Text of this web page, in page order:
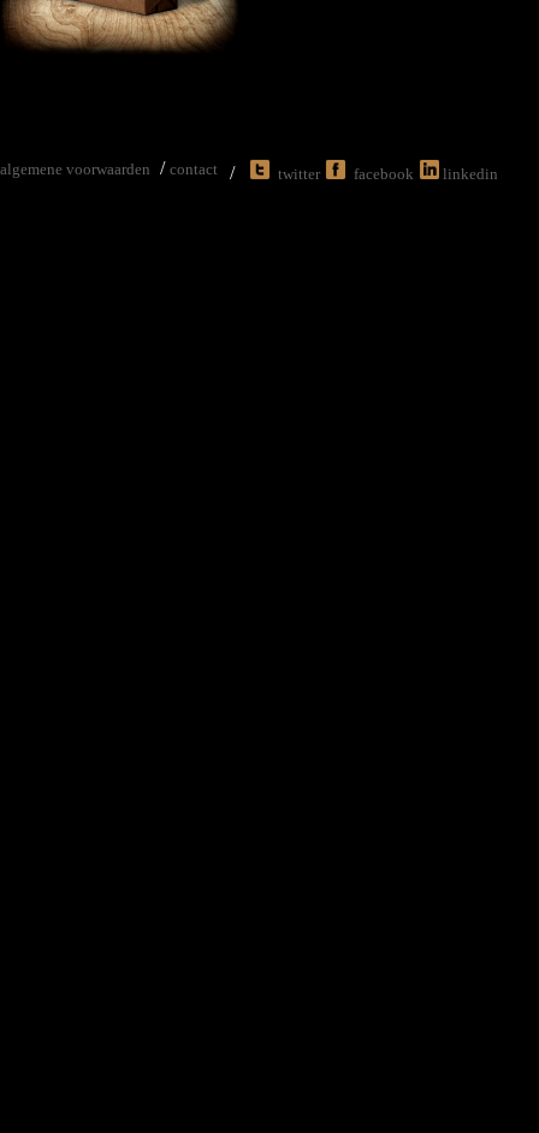
algemene voorwaarden / contact / twitter facebook linkedin